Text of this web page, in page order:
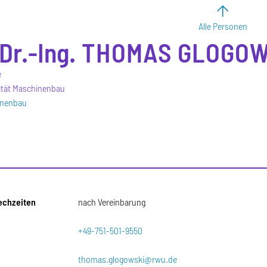
Alle Personen
Ing. THOMAS
Maschinenbau
nach Vereinbarung
+49-751-501-9550
thomas.glogowski@rwu.de